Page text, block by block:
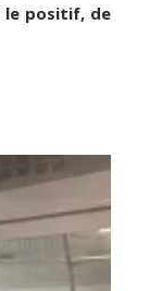
le positif, de